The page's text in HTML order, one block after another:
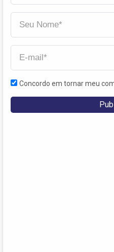
Concordo em tornar meu